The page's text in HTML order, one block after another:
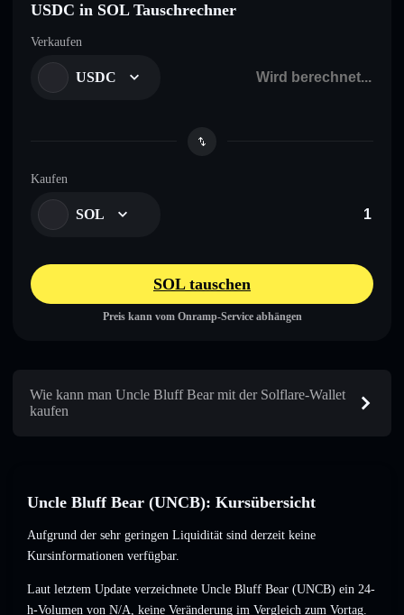
USDC in SOL Tauschrechner
Verkaufen
USDC
Kaufen
SOL
SOL tauschen
Preis kann vom Onramp-Service abhängen
Wie kann man Uncle Bluff Bear mit der Solflare-Wallet
kaufen
Uncle Bluff Bear (UNCB): Kursübersicht
Aufgrund der sehr geringen Liquidität sind derzeit keine
Kursinformationen verfügbar.
Laut letztem Update verzeichnete Uncle Bluff Bear (UNCB) ein 24-
h-Volumen von N/A, keine Veränderung im Vergleich zum Vortag.